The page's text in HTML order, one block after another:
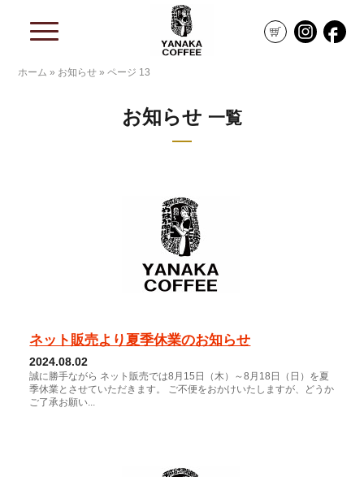
ホーム » お知らせ »ページ 13
お知らせ 一覧
ネット販売より夏季休業のお知らせ
2024.08.02
誠に勝手ながら ネット販売では8月15日（木）～8月18日（日）を夏
季休業とさせていただきます。 ご不便をおかけいたしますが、どうか
ご了承お願い...